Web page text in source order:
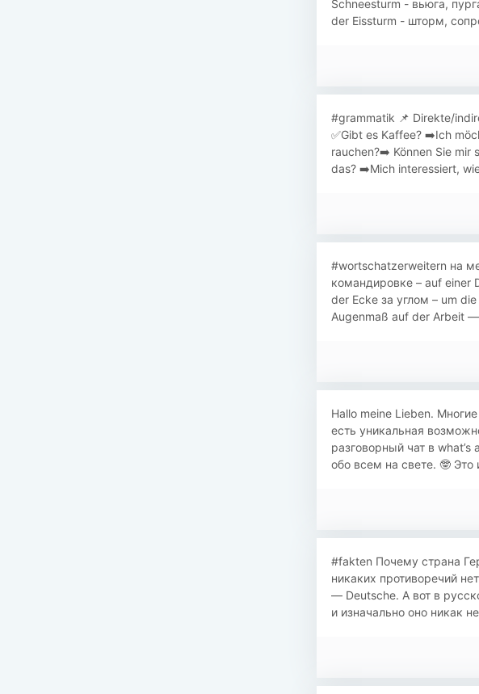
Schneesturm - вьюга,
der Eis­sturm - шторм,
#grammatik 📌 Direkte/
✅Gibt es Kaffee? ➡️Ich
rauchen?➡️ Können Sie mir
das? ➡️Mich interessiert,
#wortschatzerweitern на
командировке – auf einer
der Ecke за углом – um
Augenmaß auf der Arbeit
Hallo meine Lieben.
есть уникальная
разговорный чат в
обо всем на свете. 🤓 Это
#fakten Почему страна
никаких противоречий
— Deutsche. А вот в
и изначально оно никак